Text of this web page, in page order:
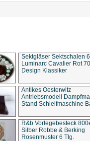
Sektgläser Sektschalen
Luminarc Cavalier Rot
Design Klassiker
Antikes Oesterwitz
Antriebsmodell
Stand Schleifmaschine
R&b Vorlegebesteck
Silber Robbe & Berking
Rosenmuster 6 Tlg.